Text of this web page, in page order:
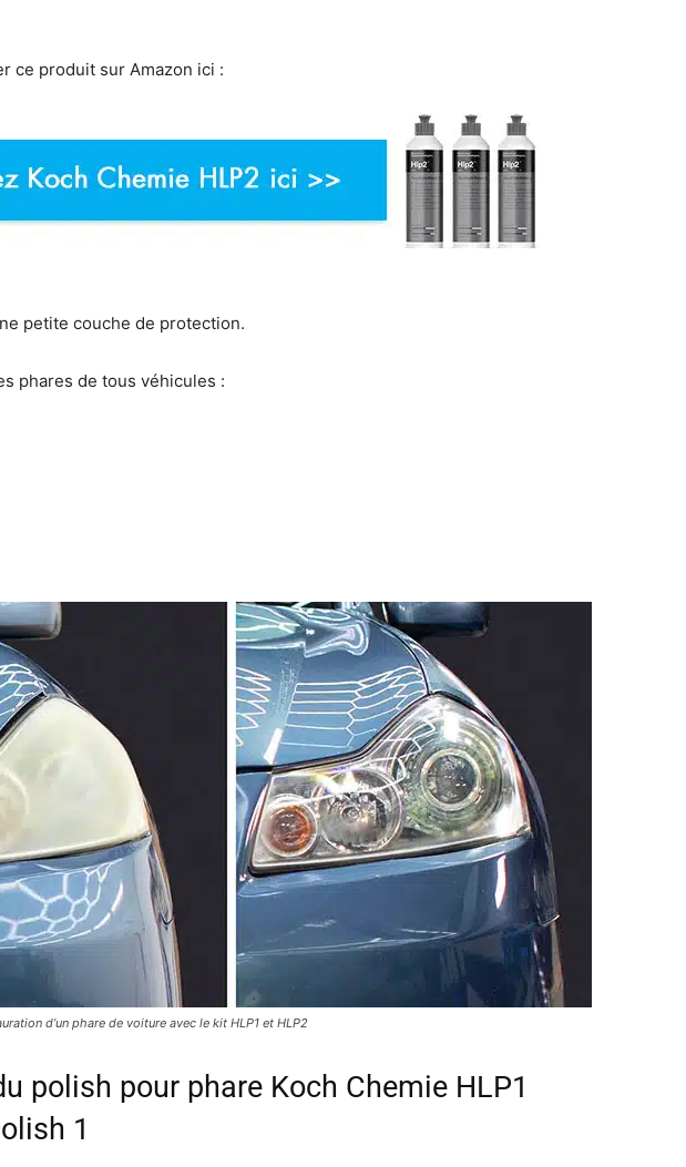
ce produit sur Amazon ici :
petite couche de protection.
phares de tous véhicules :
d’un phare de voiture avec le kit HLP1 et HLP2
polish pour phare Koch Chemie HLP1
1